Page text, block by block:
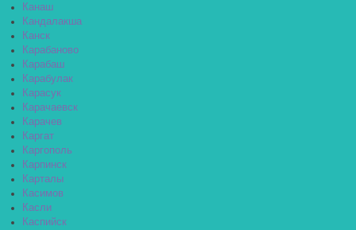
Канаш
Кандалакша
Канск
Карабаново
Карабаш
Карабулак
Карасук
Карачаевск
Карачев
Каргат
Каргополь
Карпинск
Карталы
Касимов
Касли
Каспийск